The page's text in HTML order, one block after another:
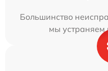
Большинство
мы устраняем